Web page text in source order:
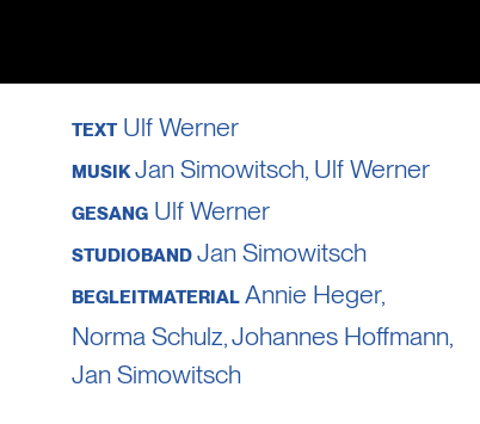
TEXT Ulf Werner
MUSIK Jan Simowitsch, Ulf Werner
GESANG Ulf Werner
STUDIOBAND Jan Simowitsch
BEGLEITMATERIAL Annie Heger,
Norma Schulz,Johannes Hoffmann,
Jan Simowitsch